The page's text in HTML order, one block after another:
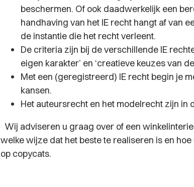
beschermen. Of ook daadwerkelijk een
handhaving van het IE recht hangt af van
de instantie die het recht verleent.
De criteria zijn bij de verschillende IE
eigen karakter’ en ‘creatieve keuzes van
Met een (geregistreerd) IE recht begin je
kansen.
Het auteursrecht en het modelrecht zijn in
Wij adviseren u graag over of een
welke wijze dat het beste te realiseren is en
op copycats.